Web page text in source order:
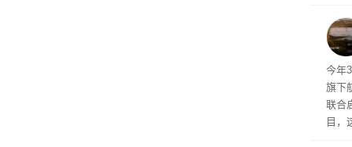
新
果
摩
开正
今年
旗下
联合
目，